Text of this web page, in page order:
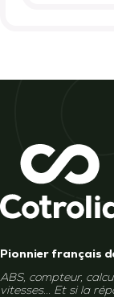
Pionnier français
ABS, compteur,
vitesses... Et si la